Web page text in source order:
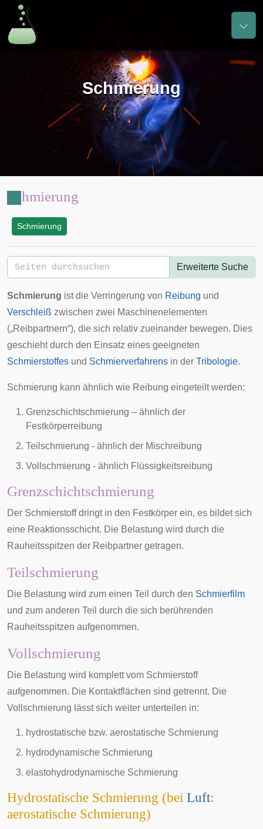
Schmierung
Schmierung
Schmierung
Erweiterte Suche
Schmierung ist die Verringerung von Reibung und
Verschleiß zwischen zwei Maschinenelementen
(„Reibpartnern“), die sich relativ zueinander bewegen. Dies
geschieht durch den Einsatz eines geeigneten
Schmierstoffes und Schmierverfahrens in der Tribologie.
Schmierung kann ähnlich wie Reibung eingeteilt werden:
Grenzschichtschmierung – ähnlich der
Festkörperreibung
Teilschmierung - ähnlich der Mischreibung
Vollschmierung - ähnlich Flüssigkeitsreibung
Grenzschichtschmierung
Der Schmierstoff dringt in den Festkörper ein, es bildet sich
eine Reaktionsschicht. Die Belastung wird durch die
Rauheitsspitzen der Reibpartner getragen.
Teilschmierung
Die Belastung wird zum einen Teil durch den Schmierfilm
und zum anderen Teil durch die sich berührenden
Rauheitsspitzen aufgenommen.
Vollschmierung
Die Belastung wird komplett vom Schmierstoff
aufgenommen. Die Kontaktflächen sind getrennt. Die
Vollschmierung lässt sich weiter unterteilen in:
hydrostatische bzw. aerostatische Schmierung
hydrodynamische Schmierung
elastohydrodynamische Schmierung
Hydrostatische Schmierung (bei Luft:
aerostatische Schmierung)